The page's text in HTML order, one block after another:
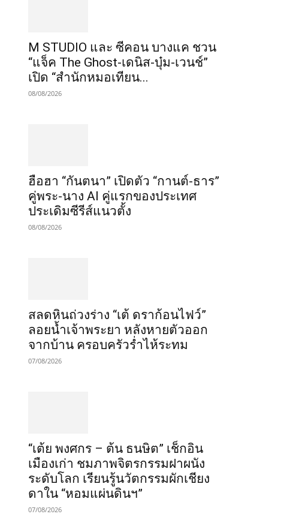
M STUDIO และ ซีคอน บางแค ชวน
“แจ็ค The Ghost-เดนิส-บุ๋ม-เวนช์”
เปิด “สำนักหมอเทียน...
08/08/2026
ฮือฮา “กันตนา” เปิดตัว “กานต์-ธาร”
คู่พระ-นาง AI คู่แรกของประเทศ
ประเดิมซีรีส์แนวตั้ง
08/08/2026
สลดหินถ่วงร่าง “เต้ ดราก้อนไฟว์”
ลอยน้ำเจ้าพระยา หลังหายตัวออก
จากบ้าน ครอบครัวร่ำไห้ระทม
07/08/2026
“เต้ย พงศกร – ต้น ธนษิต” เช็กอิน
เมืองเก่า ชมภาพจิตรกรรมฝาผนัง
ระดับโลก เรียนรู้นวัตกรรมผักเชียง
ดาใน “หอมแผ่นดินฯ”
07/08/2026